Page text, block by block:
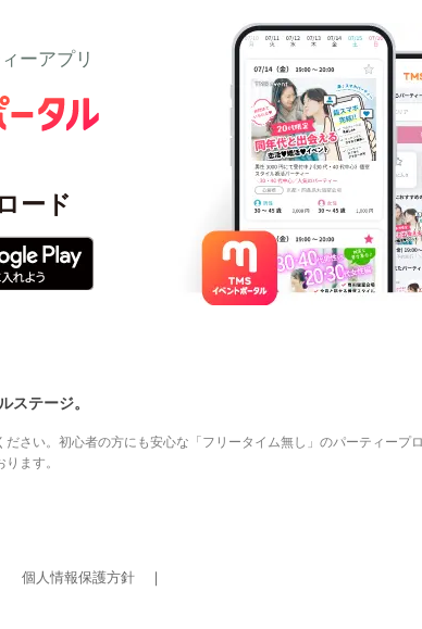
ーアプリ
ード
ステージ。
さい。初心者の方にも安心な「フリータイム無し」のパーティープ
ます。
個人情報保護方針